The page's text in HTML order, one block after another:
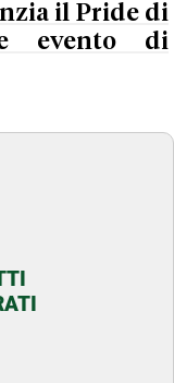
il Pride di
evento di